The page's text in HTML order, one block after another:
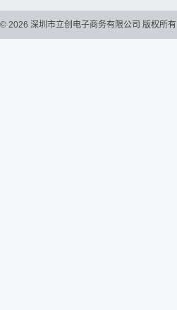
© 2026 深圳市立创电子商务有限公司 版权所有